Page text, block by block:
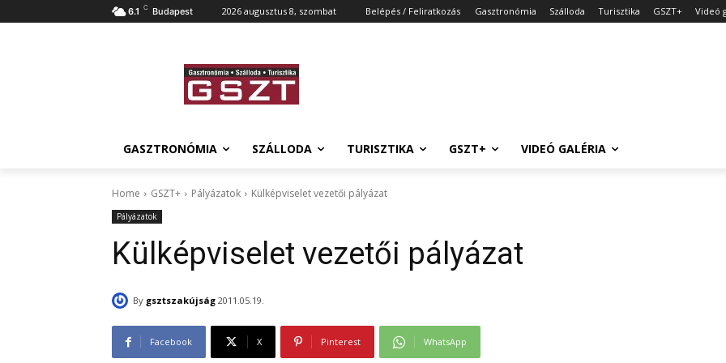
6.1 C Budapest 2026 augusztus 8, szombat Belépés / Feliratkozás Gasztronómia Szálloda Turisztika GSZT+ Videó
GASZTRONÓMIA SZÁLLODA TURISZTIKA GSZT+ VIDEÓ GALÉRIA
Home GSZT+ Pályázatok Külképviselet vezetői pályázat
Pályázatok
Külképviselet vezetői pályázat
By gsztszakújság 2011.05.19.
Facebook X Pinterest WhatsApp